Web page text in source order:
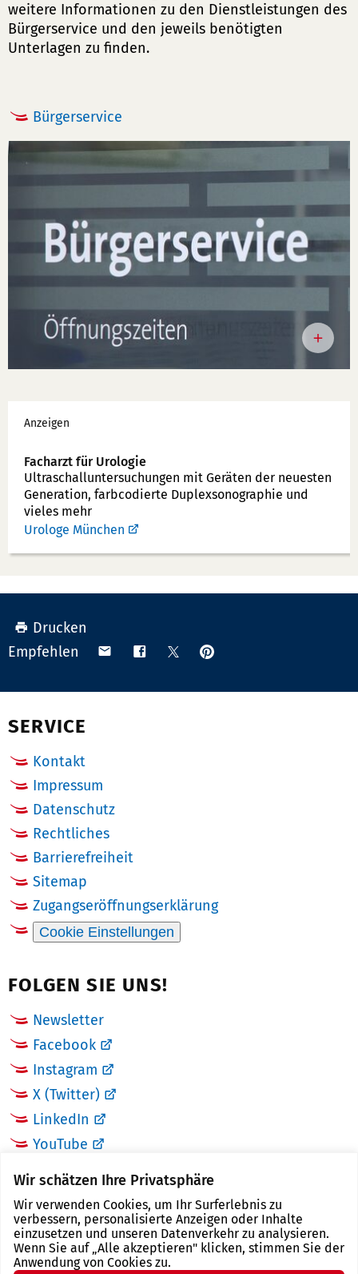
Wir schätzen Ihre Privatsphäre
Wir verwenden Cookies, um Ihr Surferlebnis zu
verbessern, personalisierte Anzeigen oder Inhalte
einzusetzen und unseren Datenverkehr zu analysieren.
Wenn Sie auf „Alle akzeptieren" klicken, stimmen Sie der
Anwendung von Cookies zu.
weitere Informationen zu den Dienstleistungen des
Bürgerservice und den jeweils benötigten
Unterlagen zu finden.
Bürgerservice
Werbung
Anzeigen
Facharzt für Urologie
Ultraschallunter­suchungen mit Geräten der neuesten
Generation, farbcodierte Duplex­sonographie und
vieles mehr
Urologe München
Drucken
Empfehlen
Teilen Teilen TeilenAnpinnen
auf
SERVICE
Kontakt
Impressum
Datenschutz
Rechtliches
Barrierefreiheit
Sitemap
Zugangseröffnungserklärung
Cookie Einstellungen
FOLGEN SIE UNS!
Newsletter
Facebook
Instagram
X (Twitter)
LinkedIn
YouTube
LINKS
Landkreis Zwickau
Tourismusregion Zwickau